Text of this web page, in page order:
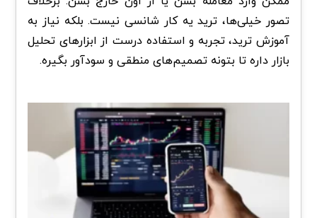
تصور خیلی‌ها، ترید یه کار شانسی نیست. بلکه نیاز به
آموزش ترید، تجربه و استفاده درست از ابزارهای تحلیل
بازار داره تا بتونه تصمیم‌های منطقی و سودآور بگیره.